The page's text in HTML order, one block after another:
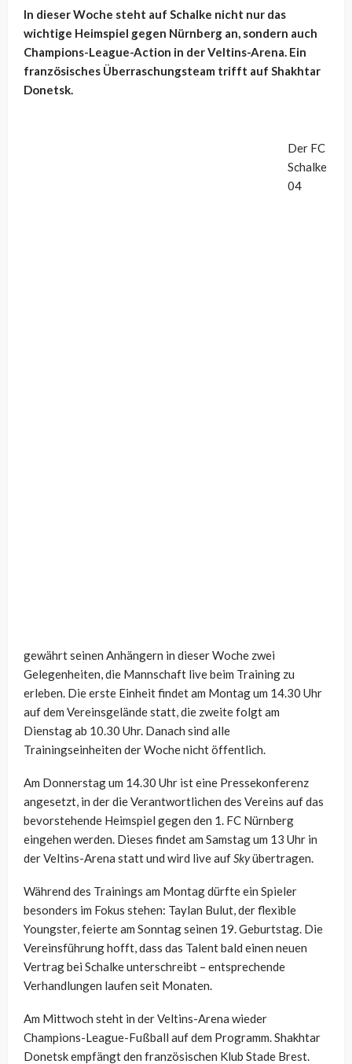
In dieser Woche steht auf Schalke nicht nur das
wichtige Heimspiel gegen Nürnberg an, sondern auch
Champions-League-Action in der Veltins-Arena. Ein
französisches Überraschungsteam trifft auf Shakhtar
Donetsk.
Der FC
Schalke
04
gewährt seinen Anhängern in dieser Woche zwei
Gelegenheiten, die Mannschaft live beim Training zu
erleben. Die erste Einheit findet am Montag um 14.30 Uhr
auf dem Vereinsgelände statt, die zweite folgt am
Dienstag ab 10.30 Uhr. Danach sind alle
Trainingseinheiten der Woche nicht öffentlich.
Am Donnerstag um 14.30 Uhr ist eine Pressekonferenz
angesetzt, in der die Verantwortlichen des Vereins auf das
bevorstehende Heimspiel gegen den 1. FC Nürnberg
eingehen werden. Dieses findet am Samstag um 13 Uhr in
der Veltins-Arena statt und wird live aufSkyübertragen.
Während des Trainings am Montag dürfte ein Spieler
besonders im Fokus stehen: Taylan Bulut, der flexible
Youngster, feierte am Sonntag seinen 19. Geburtstag. Die
Vereinsführung hofft, dass das Talent bald einen neuen
Vertrag bei Schalke unterschreibt – entsprechende
Verhandlungen laufen seit Monaten.
Am Mittwoch steht in der Veltins-Arena wieder
Champions-League-Fußball auf dem Programm. Shakhtar
Donetsk empfängt den französischen Klub Stade Brest.